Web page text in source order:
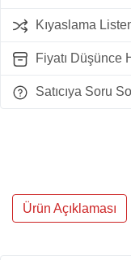
Kıyaslama
Fiyatı Düşünce
Satıcıya Soru
Ürün Açıklaması